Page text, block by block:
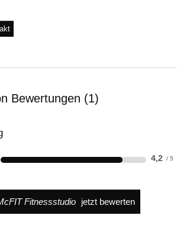
Bewertungen 1
4,2
Fitnessstudio jetzt bewerten